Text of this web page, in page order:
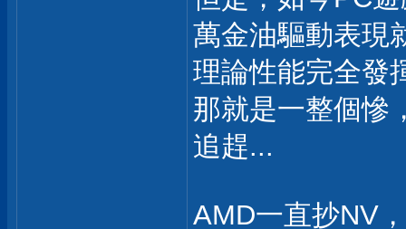
萬金油驅動表現
理論性能完全發
那就是一整個慘
追趕...
AMD一直抄NV